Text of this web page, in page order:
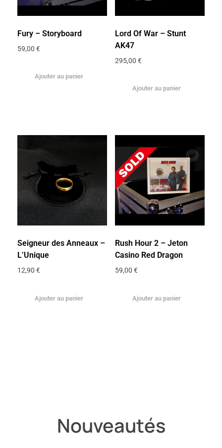
Fury – Storyboard
59,00 €
Ajouter au panier
Lord Of War – Stunt
AK47
295,00 €
Ajouter au panier
Seigneur des Anneaux –
L’Unique
12,90 €
Ajouter au panier
Rush Hour 2 – Jeton
Casino Red Dragon
59,00 €
Ajouter au panier
Nouveautés